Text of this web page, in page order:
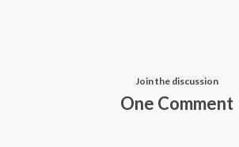
Join the discussion
One Comment